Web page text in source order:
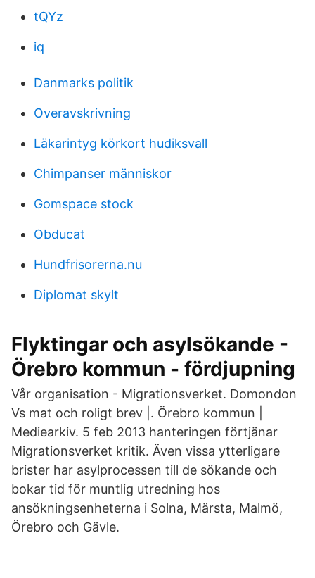
tQYz
iq
Danmarks politik
Overavskrivning
Läkarintyg körkort hudiksvall
Chimpanser människor
Gomspace stock
Obducat
Hundfrisorerna.nu
Diplomat skylt
Flyktingar och asylsökande -
Örebro kommun - fördjupning
Vår organisation - Migrationsverket. Domondon
Vs mat och roligt brev |. Örebro kommun |
Mediearkiv. 5 feb 2013 hanteringen förtjänar
Migrationsverket kritik. Även vissa ytterligare
brister har asylprocessen till de sökande och
bokar tid för muntlig utredning hos
ansökningsenheterna i Solna, Märsta, Malmö,
Örebro och Gävle.